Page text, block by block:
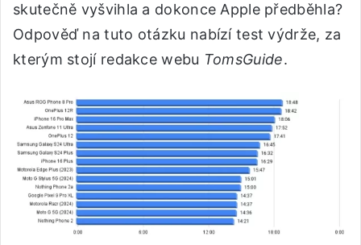
skutečně vyšvihla a dokonce Apple předběhla?
Odpověď na tuto otázku nabízí test výdrže, za
kterým stojí redakce webu TomsGuide.